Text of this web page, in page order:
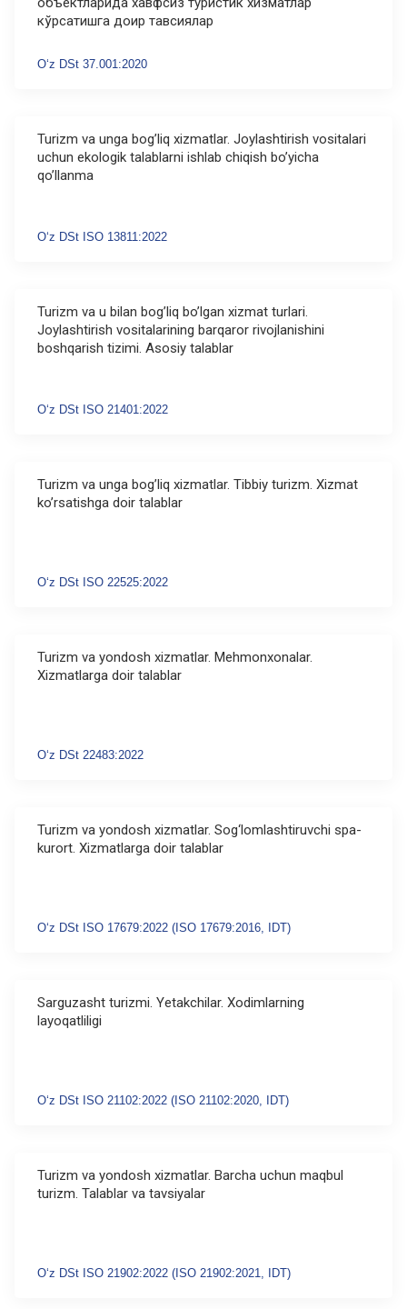
кўрсатишга доир тавсиялар
Oʻz DSt 37.001:2020
Turizm va unga bog’liq xizmatlar. Joylashtirish vositalari
uchun ekologik talablarni ishlab chiqish bo’yicha
qo’llanma
Oʻz DSt ISO 13811:2022
Turizm va u bilan bog’liq bo’lgan xizmat turlari.
Joylashtirish vositalarining barqaror rivojlanishini
boshqarish tizimi. Asosiy talablar
Oʻz DSt ISO 21401:2022
Turizm va unga bog’liq xizmatlar. Tibbiy turizm. Xizmat
ko’rsatishga doir talablar
Oʻz DSt ISO 22525:2022
Turizm va yondosh xizmatlar. Mehmonxonalar.
Xizmatlarga doir talablar
Oʻz DSt 22483:2022
Turizm va yondosh xizmatlar. Sog‘lomlashtiruvchi spa-
kurort. Xizmatlarga doir talablar
Oʻz DSt ISO 17679:2022 (ISO 17679:2016, IDT)
Sarguzasht turizmi. Yetakchilar. Xodimlarning
layoqatliligi
Oʻz DSt ISO 21102:2022 (ISO 21102:2020, IDT)
Turizm va yondosh xizmatlar. Barcha uchun maqbul
turizm. Talablar va tavsiyalar
Oʻz DSt ISO 21902:2022 (ISO 21902:2021, IDT)